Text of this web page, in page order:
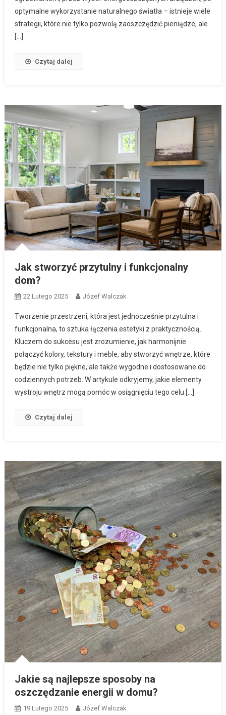
optymalne wykorzystanie naturalnego światła – istnieje wiele
strategii, które nie tylko pozwolą zaoszczędzić pieniądze, ale
[…]
Czytaj dalej
Jak stworzyć przytulny i funkcjonalny
dom?
22 Lutego 2025 Józef Walczak
Tworzenie przestrzeni, która jest jednocześnie przytulna i
funkcjonalna, to sztuka łączenia estetyki z praktycznością.
Kluczem do sukcesu jest zrozumienie, jak harmonijnie
połączyć kolory, tekstury i meble, aby stworzyć wnętrze, które
będzie nie tylko piękne, ale także wygodne i dostosowane do
codziennych potrzeb. W artykule odkryjemy, jakie elementy
wystroju wnętrz mogą pomóc w osiągnięciu tego celu […]
Czytaj dalej
Jakie są najlepsze sposoby na
oszczędzanie energii w domu?
19 Lutego 2025 Józef Walczak